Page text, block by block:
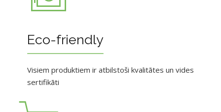
Eco-friendly
Visiem produktiem ir atbilstoši kvalitātes un vides
sertifikāti